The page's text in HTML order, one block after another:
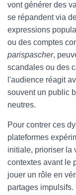
vont générer des
se répandent via
expressions
ou des comptes
parispascher,
scandales ou des
l'audience réagit
souvent un public
neutres.
Pour contrer ces
plateformes
initiale, prioriser la
contextes avant le
jouer un rôle en
partages